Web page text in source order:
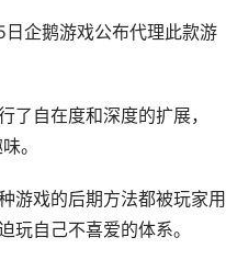
企鹅游戏公布代理此款游
自在度和深度的扩展，
。
游戏的后期方法都被玩家
自己不喜爱的体系。